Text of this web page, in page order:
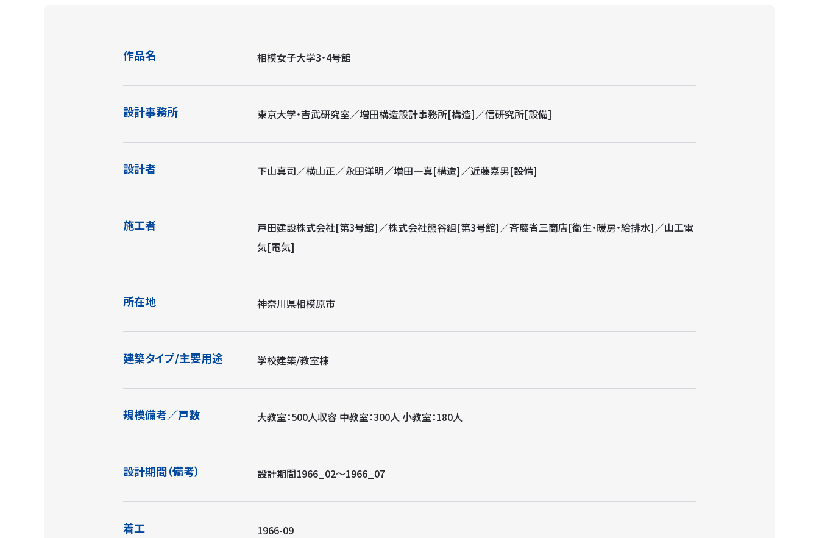
作品名 相模女子大学3・4号館
設計事務所 東京大学・吉武研究室／増田構造設計事務所[構造]／信研究所[設備]
設計者 下山真司／横山正／永田洋明／増田一真[構造]／近藤嘉男[設備]
施工者
戸田建設株式会社[第3号館]／株式会社熊谷組[第3号館]／斉藤省三商店[衛生・暖房・給排水]／山工電
気[電気]
所在地 神奈川県相模原市
建築タイプ/主要用途 学校建築/教室棟
規模備考／戸数 大教室：500人収容 中教室：300人 小教室：180人
設計期間（備考） 設計期間1966_02〜1966_07
着工 1966-09